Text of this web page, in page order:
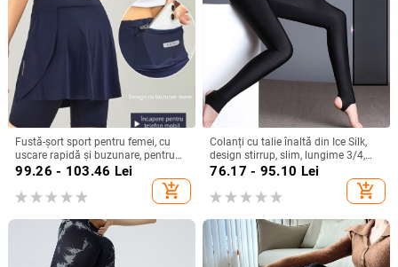
Fustă-șort sport pentru femei, cu
uscare rapidă și buzunare, pentru
badminton, tenis, yoga și alergare.
99.26 - 103.46 Lei
add_shopping_cart
Colanți cu talie înaltă din Ice Silk,
design stirrup, slim, lungime 3/4,
pentru femei din Nylon
76.17 - 95.10 Lei
add_shopping_cart